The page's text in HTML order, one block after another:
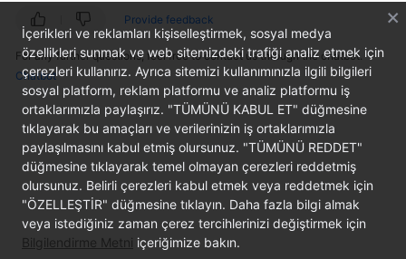
Reference
SDK
Reference
FAQs
Videos
Glossary
More
Provide feedback
For any further questions, feel free to contact us through the chatbot.
Chatbot
İçerikleri ve reklamları kişiselleştirmek, sosyal medya
özellikleri sunmak ve web sitemizdeki trafiği analiz etmek için
çerezleri kullanırız. Ayrıca sitemizi kullanımınızla ilgili bilgileri
sosyal platform, reklam platformu ve analiz platformu iş
ortaklarımızla paylaşırız. "TÜMÜNÜ KABUL ET" düğmesine
tıklayarak bu amaçları ve verilerinizin iş ortaklarımızla
paylaşılmasını kabul etmiş olursunuz. "TÜMÜNÜ REDDET"
düğmesine tıklayarak temel olmayan çerezleri reddetmiş
olursunuz. Belirli çerezleri kabul etmek veya reddetmek için
"ÖZELLEŞTİR" düğmesine tıklayın. Daha fazla bilgi almak
veya istediğiniz zaman çerez tercihlerinizi değiştirmek için
Bilgilendirme Metni içeriğimize bakın.